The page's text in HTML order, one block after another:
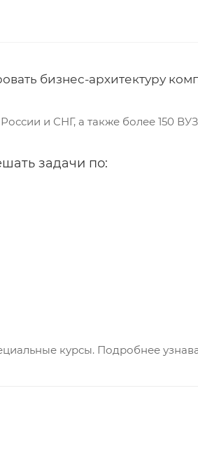
бизнес-архитектуру
и СНГ, а также более 150
задачи по:
курсы. Подробнее